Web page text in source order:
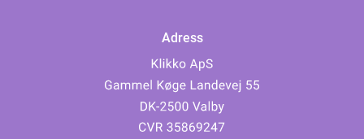
Adress